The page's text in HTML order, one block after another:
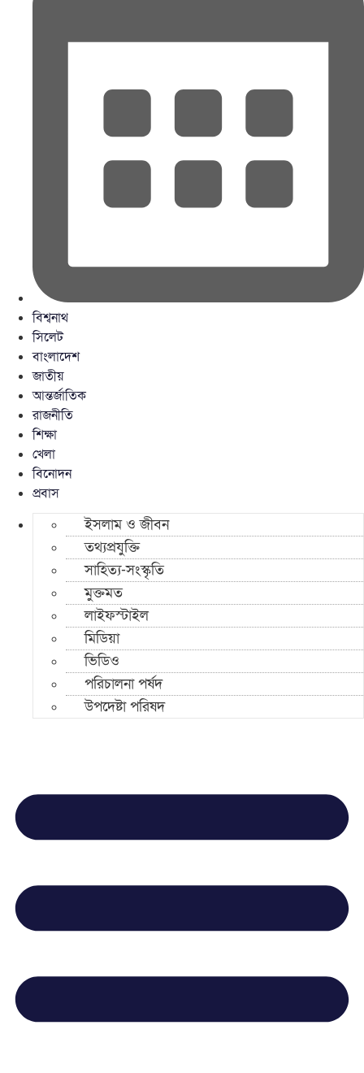
বিশ্বনাথ
সিলেট
বাংলাদেশ
জাতীয়
আন্তর্জাতিক
রাজনীতি
শিক্ষা
খেলা
বিনোদন
প্রবাস
ইসলাম ও জীবন
তথ্যপ্রযুক্তি
সাহিত্য-সংস্কৃতি
মুক্তমত
লাইফস্টাইল
মিডিয়া
ভিডিও
পরিচালনা পর্ষদ
উপদেষ্টা পরিষদ